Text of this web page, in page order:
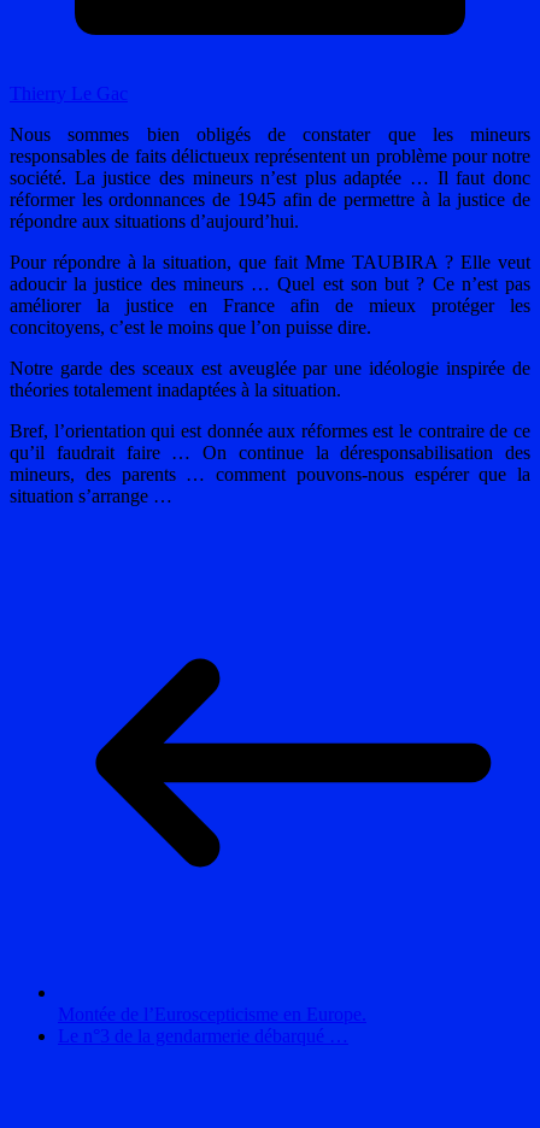
Thierry Le Gac
Nous sommes bien obligés de constater que les mineurs
responsables de faits délictueux représentent un problème pour notre
société. La justice des mineurs n’est plus adaptée … Il faut donc
réformer les ordonnances de 1945 afin de permettre à la justice de
répondre aux situations d’aujourd’hui.
Pour répondre à la situation, que fait Mme TAUBIRA ? Elle veut
adoucir la justice des mineurs … Quel est son but ? Ce n’est pas
améliorer la justice en France afin de mieux protéger les
concitoyens, c’est le moins que l’on puisse dire.
Notre garde des sceaux est aveuglée par une idéologie inspirée de
théories totalement inadaptées à la situation.
Bref, l’orientation qui est donnée aux réformes est le contraire de ce
qu’il faudrait faire … On continue la déresponsabilisation des
mineurs, des parents … comment pouvons-nous espérer que la
situation s’arrange …
Montée de l’Euroscepticisme en Europe.
Le n°3 de la gendarmerie débarqué …